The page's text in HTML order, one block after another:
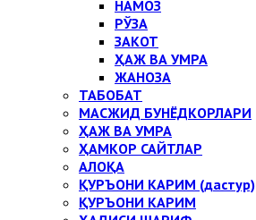
НАМОЗ
РЎЗА
ЗАКОТ
ҲАЖ ВА УМРА
ЖАНОЗА
ТАБОБАТ
МАСЖИД БУНЁДКОРЛАРИ
ҲАЖ ВА УМРА
ҲАМКОР САЙТЛАР
АЛОҚА
ҚУРЪОНИ КАРИМ (дастур)
ҚУРЪОНИ КАРИМ